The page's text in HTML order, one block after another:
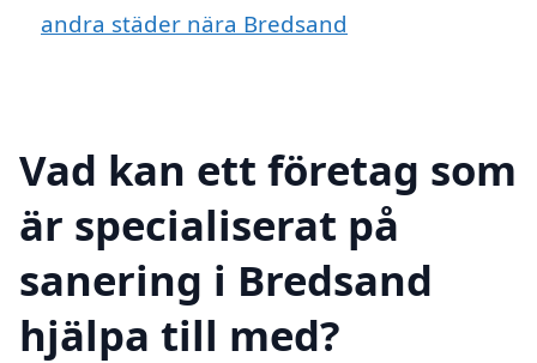
andra städer nära Bredsand
Vad kan ett företag som
är specialiserat på
sanering i Bredsand
hjälpa till med?